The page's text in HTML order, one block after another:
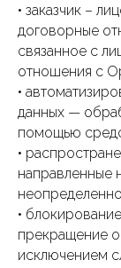
• заказчик –
договорные
связанное с
отношения с
•
данных —
помощью
•
направленные
•
прекращение
исключением